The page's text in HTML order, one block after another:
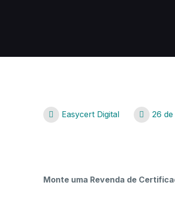
Easycert Digital 26
Monte uma Revenda de